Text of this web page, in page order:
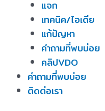
แจก
เทคนิค/ไอเดีย
แก้ปัญหา
คำถามที่พบบ่อย
คลิปVDO
คำถามที่พบบ่อย
ติดต่อเรา